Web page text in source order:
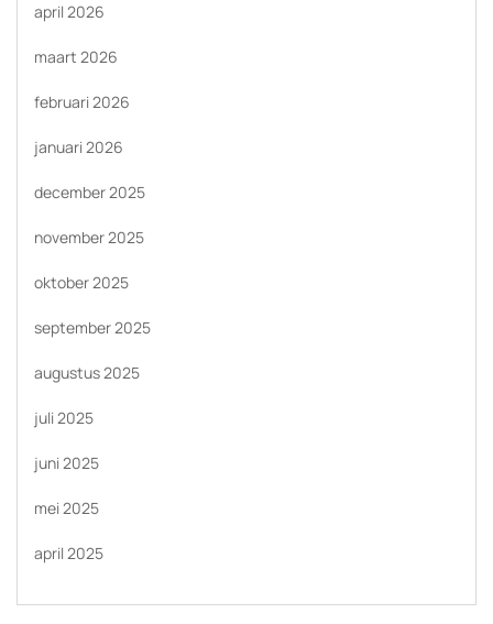
april 2026
maart 2026
februari 2026
januari 2026
december 2025
november 2025
oktober 2025
september 2025
augustus 2025
juli 2025
juni 2025
mei 2025
april 2025